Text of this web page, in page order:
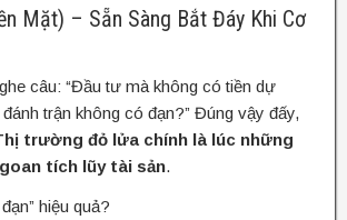
Mặt) – Sẵn Sàng Bắt Đáy Khi Cơ
câu: “Đầu tư mà không có tiền dự
trận không có đạn?” Đúng vậy đấy,
trường đỏ lửa chính là lúc những
tích lũy tài sản.
hiệu quả?